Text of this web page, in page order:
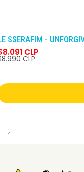
SSERAFIM -
CLP
CLP